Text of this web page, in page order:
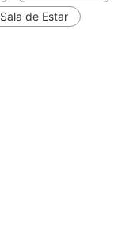
Sala de Estar